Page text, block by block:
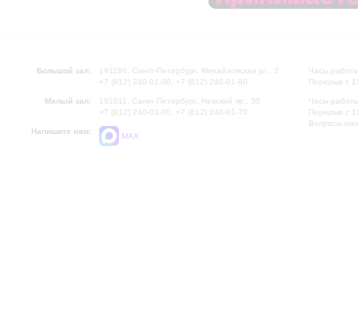
Большой зал:
191186, Санкт-Петербург, Михайловская ул., 2
+7 (812) 240-01-00, +7 (812) 240-01-80
Малый зал:
191011, Санкт-Петербург, Невский пр., 30
+7 (812) 240-01-00, +7 (812) 240-01-70
Напишите нам:
MAX
Часы
Перерыв с
Часы
Перерыв с
Вопросы